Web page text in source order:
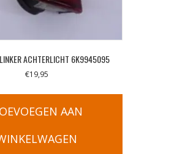
ACHTERLICHT 6K9945095
€19,95
AAN